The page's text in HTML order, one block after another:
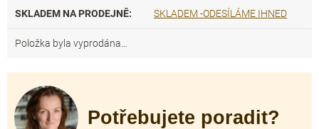
SKLADEM NA PRODEJNĚ: SKLADEM -ODESÍLÁME IHNED
Položka byla vyprodána…
Potřebujete poradit?